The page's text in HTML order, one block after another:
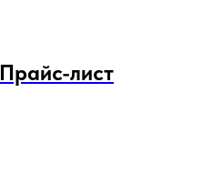
Прайс-лист